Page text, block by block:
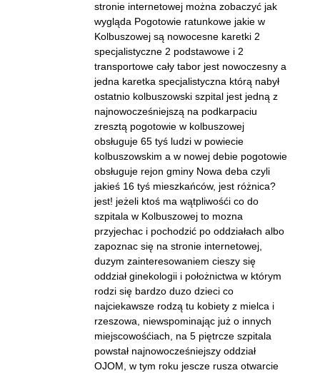
stronie internetowej można zobaczyć jak
wygląda Pogotowie ratunkowe jakie w
Kolbuszowej są nowocesne karetki 2
specjalistyczne 2 podstawowe i 2
transportowe cały tabor jest nowoczesny a
jedna karetka specjalistyczna którą nabył
ostatnio kolbuszowski szpital jest jedną z
najnowocześniejszą na podkarpaciu
zresztą pogotowie w kolbuszowej
obsługuje 65 tyś ludzi w powiecie
kolbuszowskim a w nowej debie pogotowie
obsługuje rejon gminy Nowa deba czyli
jakieś 16 tyś mieszkańców, jest różnica?
jest! jeżeli ktoś ma wątpliwośći co do
szpitala w Kolbuszowej to mozna
przyjechac i pochodzić po oddziałach albo
zapoznac się na stronie internetowej,
duzym zainteresowaniem cieszy się
oddział ginekologii i położnictwa w którym
rodzi się bardzo duzo dzieci co
najciekawsze rodzą tu kobiety z mielca i
rzeszowa, niewspominając już o innych
miejscowośćiach, na 5 piętrcze szpitala
powstał najnowocześniejszy oddział
OJOM, w tym roku jescze rusza otwarcie